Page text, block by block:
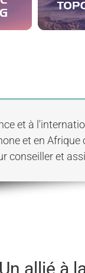
et à
et en
conseiller et
Un allié à